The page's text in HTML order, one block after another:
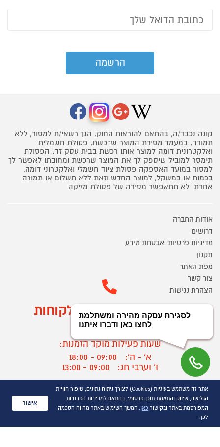
קונה נכבד/ה, בהתאם להוראות החוק, הנך רשאי/ת למסור, ללא
תמורה, במעמד מסירת המוצר שרכשת, פסולת חשמלית
ואלקטרונית דומה למוצר אותו רכשת בבית עסק זה. הפסולת
תימסר למוביל שיספק לך את המוצר שרכשת ומחובתו לאפשר לך
למסור במועד האספקה פסולת ציוד חשמלי ואלקטרוני דומה,
בכמות או במשקל, למוצר החדש וזאת ללא תשלום או תמורה
אחרת. לא תתאפשר מסירה של פסולת מזיקה
אודות החברה
דרושים
מדיניות פרטיות ואבטחת מידע
תקנון
מפת האתר
צור קשר
הצהרת נגישות
מוקד הזמנות ושירות לקוחות
03-9545370
שעות פעילות מוקד הזמנות:
א' - ה':
09:00 - 18:00
ו' וערבי חג:
09:00 - 13:00
שעות פעילות מוקד שירות לקוחות:
א' - ד':
09:00 - 16:30
ה :
09:00 - 16:00
אתר זה משתמש בעוגיות (Cookies) לצורך ניתוח נתונים, שיפור חוויית
הגלישה, שיווק והתאמת תוכן פרסומי, בהתאם למדיניות הפרטיות
המפורסמת באתר ובקישור כאן. המשך השימוש באתר מהווה הסכמה
לכך.
אישור